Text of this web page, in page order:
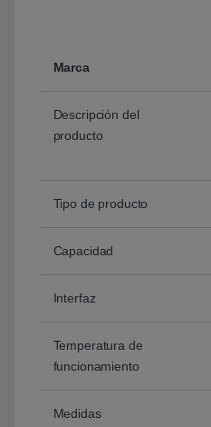
Marca
Descripción del
producto
Tipo de producto
Capacidad
Interfaz
Temperatura de
funcionamiento
Medidas